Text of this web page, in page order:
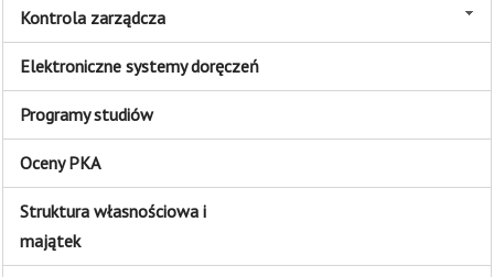
Kontrola zarządcza
Elektroniczne systemy doręczeń
Programy studiów
Oceny PKA
Struktura własnościowa i
majątek